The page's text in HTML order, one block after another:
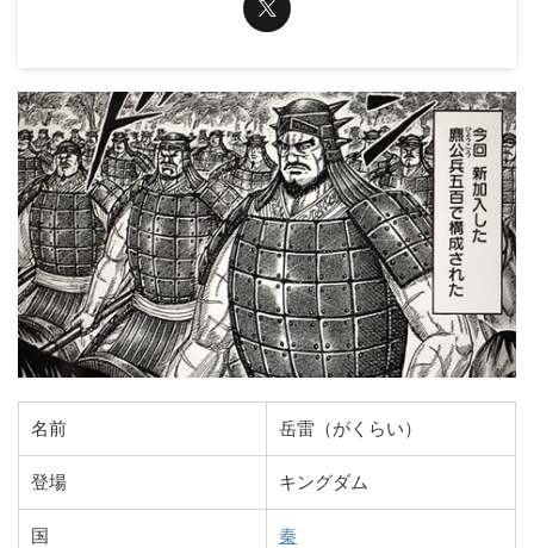
名前 岳雷（がくらい）
登場 キングダム
国 秦